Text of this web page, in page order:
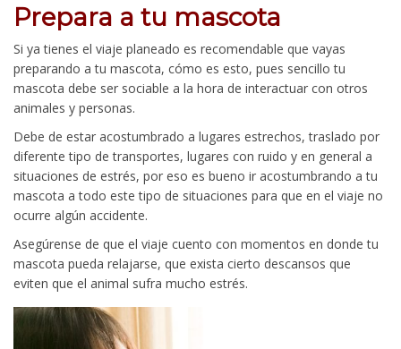
Prepara a tu mascota
Si ya tienes el viaje planeado es recomendable que vayas
preparando a tu mascota, cómo es esto, pues sencillo tu
mascota debe ser sociable a la hora de interactuar con otros
animales y personas.
Debe de estar acostumbrado a lugares estrechos, traslado por
diferente tipo de transportes, lugares con ruido y en general a
situaciones de estrés, por eso es bueno ir acostumbrando a tu
mascota a todo este tipo de situaciones para que en el viaje no
ocurre algún accidente.
Asegúrense de que el viaje cuento con momentos en donde tu
mascota pueda relajarse, que exista cierto descansos que
eviten que el animal sufra mucho estrés.